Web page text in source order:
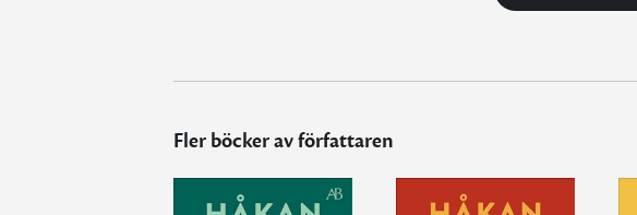
Fler böcker av författaren